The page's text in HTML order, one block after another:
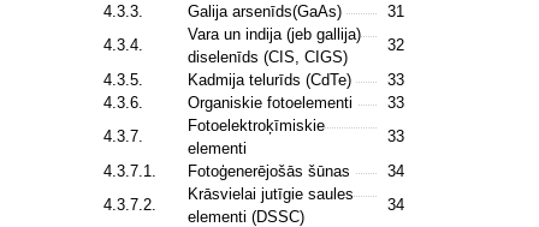
4.3.3.
Galija arsenīds(GaAs)
31
4.3.4.
Vara un indija (jeb gallija)
diselenīds (CIS, CIGS)
32
4.3.5.
Kadmija telurīds (CdTe)
33
4.3.6.
Organiskie fotoelementi
33
4.3.7.
Fotoelektroķīmiskie
elementi
33
4.3.7.1.
Fotoģenerējošās šūnas
34
4.3.7.2.
Krāsvielai jutīgie saules
elementi (DSSC)
34